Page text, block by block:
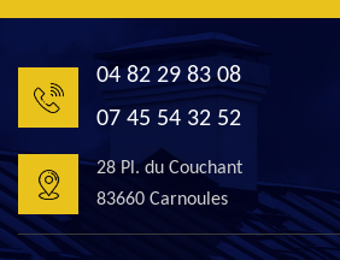
04 82 29 83 08
07 45 54 32 52
28 Pl. du Couchant
83660 Carnoules